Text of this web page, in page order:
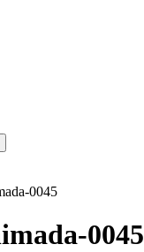
0045
0045